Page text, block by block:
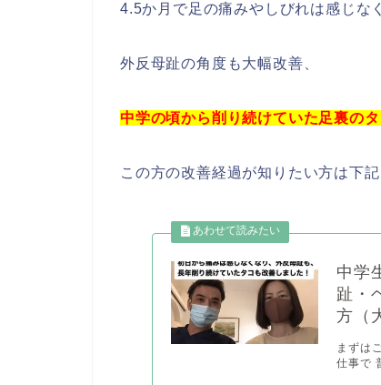
4.5か月で足の痛みやしびれは感じな
外反母趾の角度も大幅改善、
中学の頃から削り続けていた足裏の
この方の改善経過が知りたい方は下記
中学
趾・
方（
まずは
仕事で